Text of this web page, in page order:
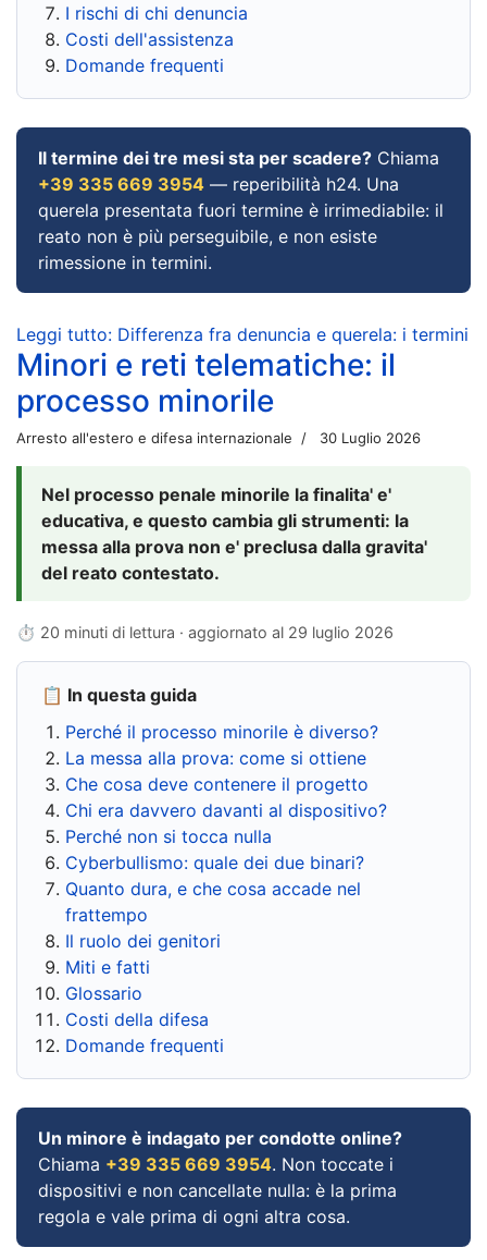
I rischi di chi denuncia
Costi dell'assistenza
Domande frequenti
Il termine dei tre mesi sta per scadere? Chiama
+39 335 669 3954 — reperibilità h24. Una
querela presentata fuori termine è irrimediabile: il
reato non è più perseguibile, e non esiste
rimessione in termini.
Leggi tutto: Differenza fra denuncia e querela: i termini
Minori e reti telematiche: il
processo minorile
Arresto all'estero e difesa internazionale 30 Luglio 2026
Nel processo penale minorile la finalita' e'
educativa, e questo cambia gli strumenti: la
messa alla prova non e' preclusa dalla gravita'
del reato contestato.
⏱ 20 minuti di lettura · aggiornato al 29 luglio 2026
📋 In questa guida
Perché il processo minorile è diverso?
La messa alla prova: come si ottiene
Che cosa deve contenere il progetto
Chi era davvero davanti al dispositivo?
Perché non si tocca nulla
Cyberbullismo: quale dei due binari?
Quanto dura, e che cosa accade nel
frattempo
Il ruolo dei genitori
Miti e fatti
Glossario
Costi della difesa
Domande frequenti
Un minore è indagato per condotte online?
Chiama +39 335 669 3954. Non toccate i
dispositivi e non cancellate nulla: è la prima
regola e vale prima di ogni altra cosa.